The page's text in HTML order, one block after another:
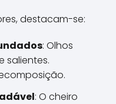
destacam-se:
: Olhos
salientes.
: O cheiro